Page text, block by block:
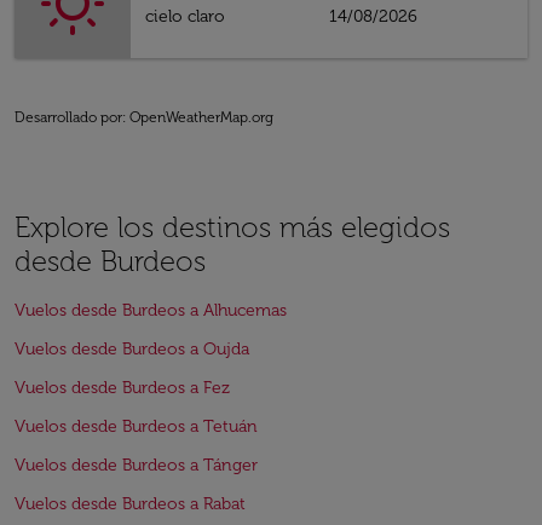
cielo claro
14/08/2026
Desarrollado por: OpenWeatherMap.org
Explore los destinos más elegidos
desde Burdeos
Vuelos desde Burdeos a Alhucemas
Vuelos desde Burdeos a Oujda
Vuelos desde Burdeos a Fez
Vuelos desde Burdeos a Tetuán
Vuelos desde Burdeos a Tánger
Vuelos desde Burdeos a Rabat